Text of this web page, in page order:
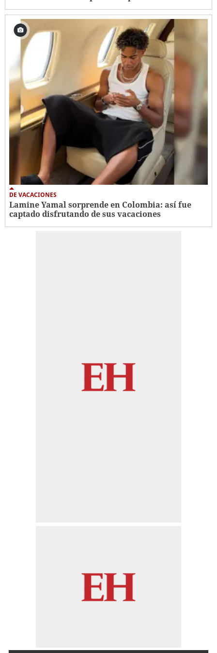
DE VACACIONES
Lamine Yamal sorprende en Colombia: así fue
captado disfrutando de sus vacaciones